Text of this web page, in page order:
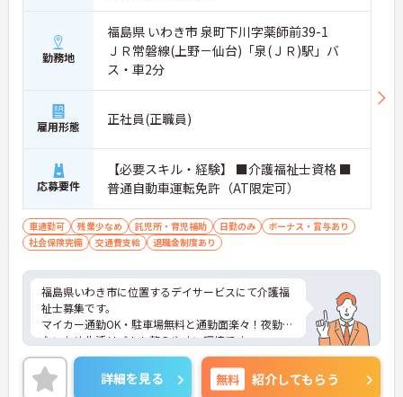
勤務地
福島県 いわき市 泉町下川字薬師前39-1
ＪＲ常磐線(上野－仙台)「泉(ＪＲ)駅」バ
ス・車2分
雇用形態 正社員(正職員)
応募要件
【必要スキル・経験】 ■介護福祉士資格 ■
普通自動車運転免許（AT限定可）
車通勤可 残業少なめ 託児所・育児補助 日勤のみ
ボーナス・賞与あり
社会保険完備
交通費支給 退職金制度あり
福島県いわき市に位置するデイサービスにて介護福
祉士募集です。
マイカー通勤OK・駐車場無料と通勤面楽々！夜勤が
ないため生活リズムも整えやすい環境です。
ご興味のある方には、面接対策ポイントなど、さら
に詳細をお話いたしますので、お気軽にご相談くだ
さい。
詳細を見る 無料 紹介してもらう